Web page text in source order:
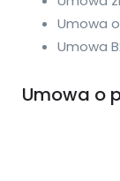
Umowa
Umowa
Umowa o